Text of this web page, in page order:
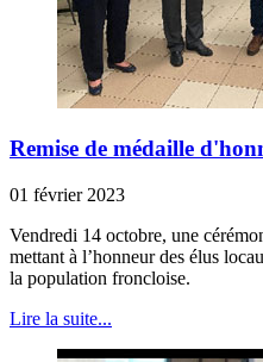
Remise de médaille
01 février 2023
Vendredi 14 octobre, une
mettant à l’honneur des élus
la population froncloise.
Lire la suite...